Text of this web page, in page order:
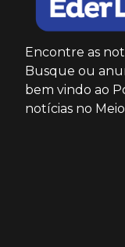
Encontre as
Busque ou
bem vindo ao
notícias no